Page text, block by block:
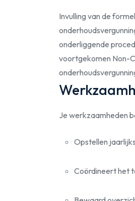
Invulling van de
onderliggende
voortgekomen Non-
Je werkzaamheden
Opstellen
Coördineert het